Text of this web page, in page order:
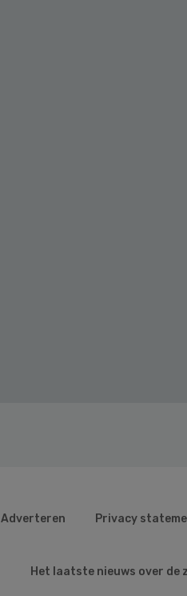
Adverteren Privacy
Het laatste nieuws over de